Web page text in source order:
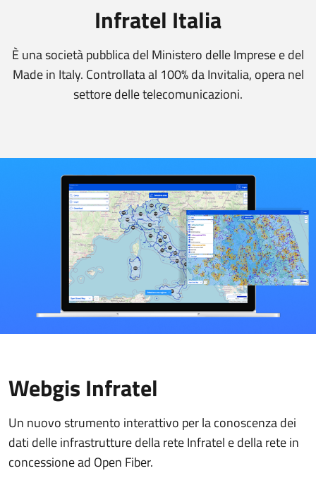
Infratel Italia
È una società pubblica del Ministero delle Imprese e del
Made in Italy. Controllata al 100% da Invitalia, opera nel
settore delle telecomunicazioni.
Webgis Infratel
Un nuovo strumento interattivo per la conoscenza dei
dati delle infrastrutture della rete Infratel e della rete in
concessione ad Open Fiber.